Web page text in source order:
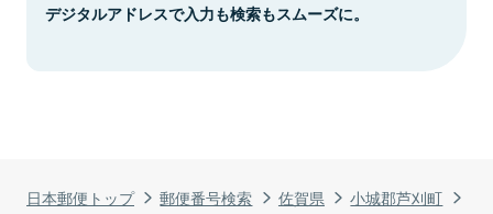
日本郵便トップ 郵便番号検索 佐賀県
小城郡芦刈町
デジタルアドレスで入力も検索もスムーズに。